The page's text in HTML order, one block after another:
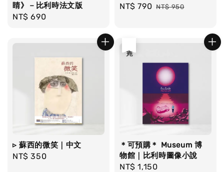
睛》－比利時法文版
Regular
NT$ 690
Sale
NT$ 790 Regular
NT$ 950
▹ 蘇西的微笑｜中文
Regular
NT$ 350
＊可預購＊ Museum 博
物館｜比利時圖像小說
Regular
NT$ 1,150